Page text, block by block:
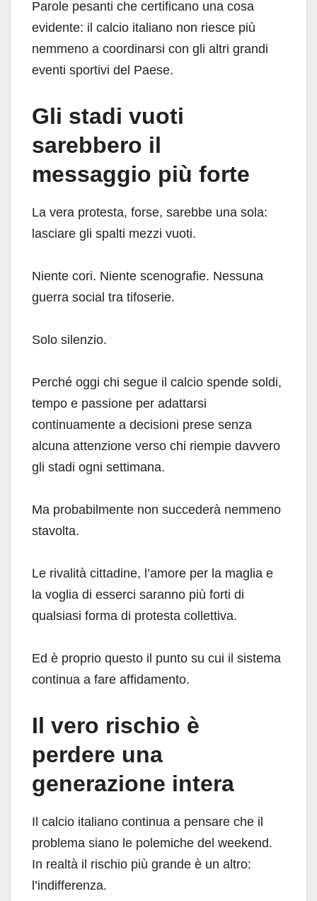
Parole pesanti che certificano una cosa
evidente: il calcio italiano non riesce più
nemmeno a coordinarsi con gli altri grandi
eventi sportivi del Paese.
Gli stadi vuoti
sarebbero il
messaggio più forte
La vera protesta, forse, sarebbe una sola:
lasciare gli spalti mezzi vuoti.
Niente cori. Niente scenografie. Nessuna
guerra social tra tifoserie.
Solo silenzio.
Perché oggi chi segue il calcio spende soldi,
tempo e passione per adattarsi
continuamente a decisioni prese senza
alcuna attenzione verso chi riempie davvero
gli stadi ogni settimana.
Ma probabilmente non succederà nemmeno
stavolta.
Le rivalità cittadine, l’amore per la maglia e
la voglia di esserci saranno più forti di
qualsiasi forma di protesta collettiva.
Ed è proprio questo il punto su cui il sistema
continua a fare affidamento.
Il vero rischio è
perdere una
generazione intera
Il calcio italiano continua a pensare che il
problema siano le polemiche del weekend.
In realtà il rischio più grande è un altro:
l’indifferenza.